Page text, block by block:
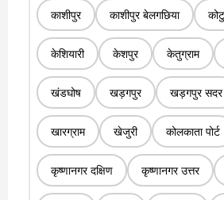
काशीपुर काशीपुर बेलगछिया
केशियारी केशपुर केतुग्राम
खंडघोष खड़गपुर खड़गपुर सदर
खारग्राम खेजुरी कोलकाता पोर्ट
कृष्णानगर दक्षिण कृष्णानगर उत्तर